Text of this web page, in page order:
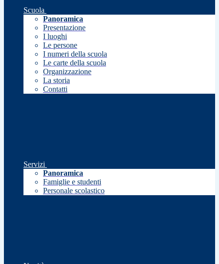
Scuola
Panoramica
Presentazione
I luoghi
Le persone
I numeri della scuola
Le carte della scuola
Organizzazione
La storia
Contatti
Servizi
Panoramica
Famiglie e studenti
Personale scolastico